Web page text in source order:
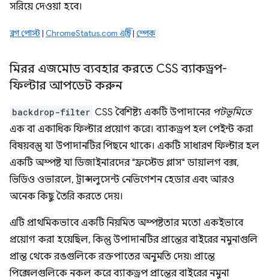
সরিয়ে দেওয়া হবে।
ব্লগ পোস্ট| ChromeStatus.com এন্ট্রি| স্পেক
মিরর এজমোড ব্যবহার করতে CSS ব্যাকড্রপ-
ফিল্টার আপডেট করুন
backdrop-filter CSS বৈশিষ্ট্য একটি উপাদানের পটভূমিতে
এক বা একাধিক ফিল্টার প্রয়োগ করে। ব্যাকড্রপ হল পেইন্ট করা
বিষয়বস্তু যা উপাদানটির পিছনে থাকে। একটি সাধারণ ফিল্টার হল
একটি অস্পষ্ট যা ডিজাইনারদের "ফ্রস্টেড গ্লাস" ডায়ালগ বক্স,
ভিডিও ওভারলে, ট্রান্সলুসেন্ট নেভিগেশন হেডার এবং আরও
অনেক কিছু তৈরি করতে দেয়।
এটি প্রাথমিকভাবে একটি নিয়মিত অস্পষ্টতার মতো একইভাবে
প্রয়োগ করা হয়েছিল, কিন্তু উপাদানটির প্রান্তের বাইরের নমুনাগুলি
প্রান্ত থেকে রঙগুলিকে রক্তপাতের অনুমতি দেয়৷ প্রান্তে
পিক্সেলগুলিকে নকল করে ব্যাকড্রপ প্রান্তের বাইরের নমুনা